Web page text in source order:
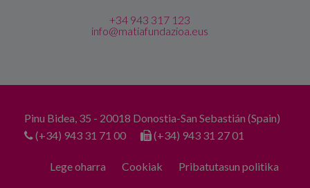
+34 943 317 123
info@matiafundazioa.eus
Pinu Bidea, 35 - 20018 Donostia-San Sebastián (Spain)
(+34) 943 31 71 00
(+34) 943 31 27 01
Lege oharra Cookiak Pribatutasun politika